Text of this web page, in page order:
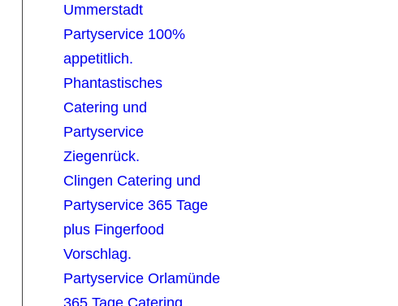
Ummerstadt
Partyservice 100%
appetitlich.
Phantastisches
Catering und
Partyservice
Ziegenrück.
Clingen Catering und
Partyservice 365 Tage
plus Fingerfood
Vorschlag.
Partyservice Orlamünde
365 Tage Catering